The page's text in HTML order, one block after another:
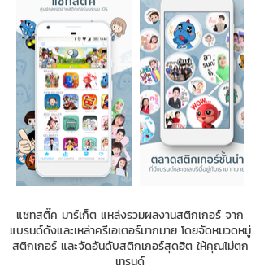
แชทสติ๊ค มาร์เก็ต แหล่งรวมผลงานสติกเกอร์ จาก
แบรนด์ดังและเหล่าครีเอเตอร์มากมาย โดยจัดหมวดหมู่
สติกเกอร์ และจัดอันดับสติกเกอร์สุดฮิต ให้คุณไม่ตก
เทรนด์